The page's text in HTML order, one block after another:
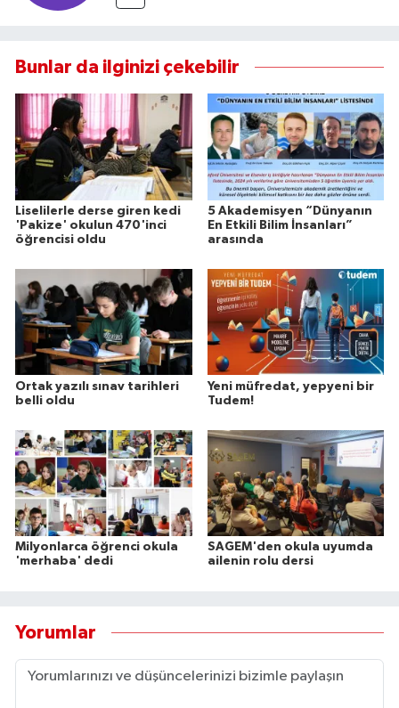
Bunlar da ilginizi çekebilir
Liselilerle derse giren kedi
'Pakize' okulun 470'inci
öğrencisi oldu
5 Akademisyen “Dünyanın
En Etkili Bilim İnsanları”
arasında
Ortak yazılı sınav tarihleri
belli oldu
Yeni müfredat, yepyeni bir
Tudem!
Milyonlarca öğrenci okula
'merhaba' dedi
SAGEM'den okula uyumda
ailenin rolu dersi
Yorumlar